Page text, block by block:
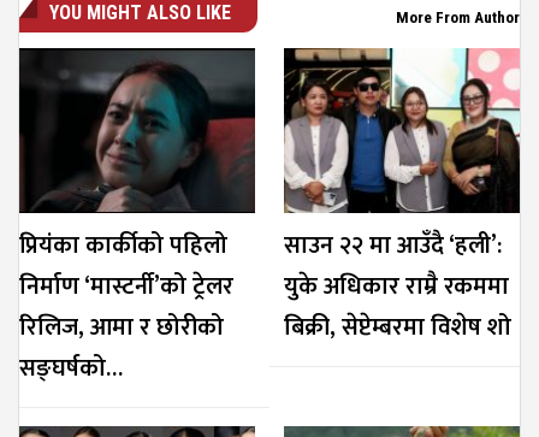
YOU MIGHT ALSO LIKE More From Author
प्रियंका कार्कीको पहिलो
निर्माण ‘मास्टर्नी’को ट्रेलर
रिलिज, आमा र छोरीको
सङ्घर्षको…
साउन २२ मा आउँदै ‘हली’:
युके अधिकार राम्रै रकममा
बिक्री, सेप्टेम्बरमा विशेष शो